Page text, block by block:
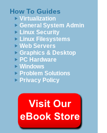
How To Guides
Virtualization
General System Admin
Linux Security
Linux Filesystems
Web Servers
Graphics & Desktop
PC Hardware
Windows
Problem Solutions
Privacy Policy